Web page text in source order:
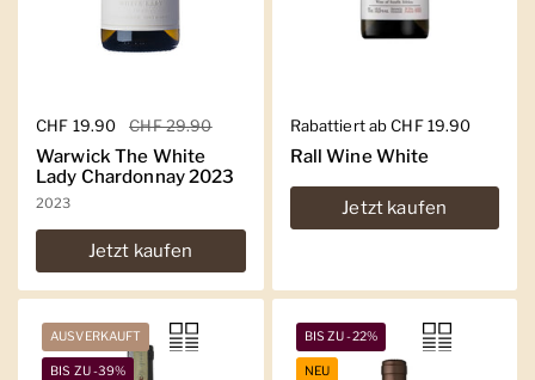
Regulärer Preis
CHF 19.90 Sale-Preis
CHF 29.90
Warwick The White
Lady Chardonnay 2023
2023
Jetzt kaufen
Regulärer Preis
Rabattiert ab CHF 19.90
Rall Wine White
Jetzt kaufen
AUSVERKAUFT
BIS ZU -39%
BIS ZU -22%
NEU